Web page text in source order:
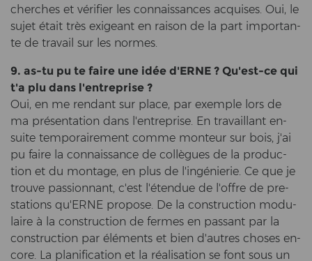
cher­ches et vérifier les con­nais­sances acqui­ses. Oui, le
sujet était très exi­geant en rai­son de la part im­portan­
te de tra­vail sur les nor­mes.
9. as-tu pu te faire une idée d'ERNE ? Qu'est-​ce qui
t'a plu dans l'en­t­re­pri­se ?
Oui, en me ren­dant sur place, par ex­emp­le lors de
ma présentation dans l'en­t­re­pri­se. En tra­vail­lant en­
suite tem­por­ai­re­ment comme mon­teur sur bois, j'ai
pu faire la con­nais­sance de collègues de la pro­duc­
tion et du mon­ta­ge, en plus de l'ingénierie. Ce que je
trouve pas­si­onnant, c'est l'étendue de l'offre de pre­
sta­ti­ons qu'ERNE pro­po­se. De la con­struc­tion mo­du­
lai­re à la con­struc­tion de fer­mes en pas­sant par la
con­struc­tion par éléments et bien d'autres cho­ses en­
co­re. La pla­ni­fi­ca­ti­on et la réalisation se font sous un